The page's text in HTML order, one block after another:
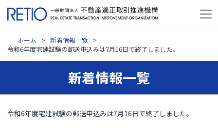
ホーム
新着情報一覧
令和6年度宅建試験の郵送申込みは7月16日で終了しました。
新着情報一覧
令和6年度宅建試験の郵送申込みは7月16日で終了しました。